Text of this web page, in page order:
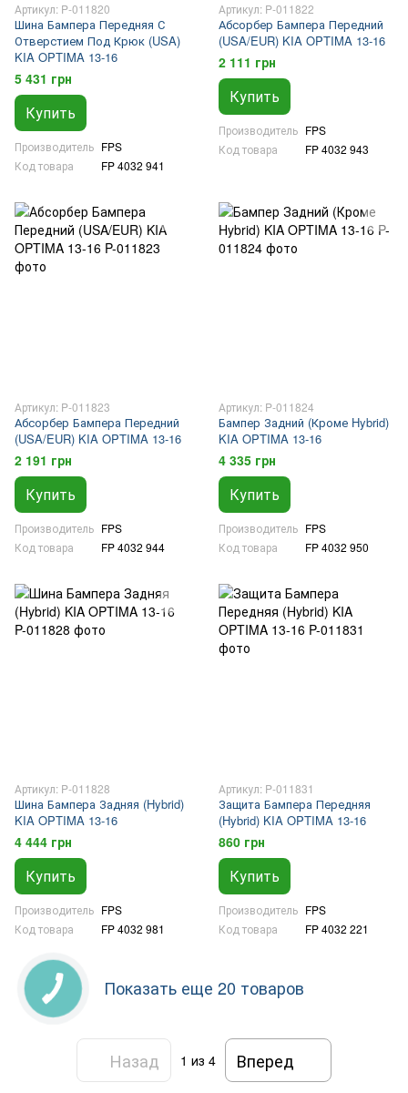
Артикул: P-011820
Шина Бампера Передняя С
Отверстием Под Крюк (USA)
KIA OPTIMA 13-16
5 431 грн
Купить
Производитель FPS
Код товара
FP 4032 941
Артикул: P-011822
Абсорбер Бампера Передний
(USA/EUR) KIA OPTIMA 13-16
2 111 грн
Купить
Производитель FPS
Код товара
FP 4032 943
Артикул: P-011823
Абсорбер Бампера Передний
(USA/EUR) KIA OPTIMA 13-16
2 191 грн
Купить
Производитель FPS
Код товара
FP 4032 944
Артикул: P-011824
Бампер Задний (Кроме Hybrid)
KIA OPTIMA 13-16
4 335 грн
Купить
Производитель FPS
Код товара
FP 4032 950
Артикул: P-011828
Шина Бампера Задняя (Hybrid)
KIA OPTIMA 13-16
4 444 грн
Купить
Производитель FPS
Код товара
FP 4032 981
Артикул: P-011831
Защита Бампера Передняя
(Hybrid) KIA OPTIMA 13-16
860 грн
Купить
Производитель FPS
Код товара
FP 4032 221
Показать еще 20 товаров
Назад 1 из 4 Вперед